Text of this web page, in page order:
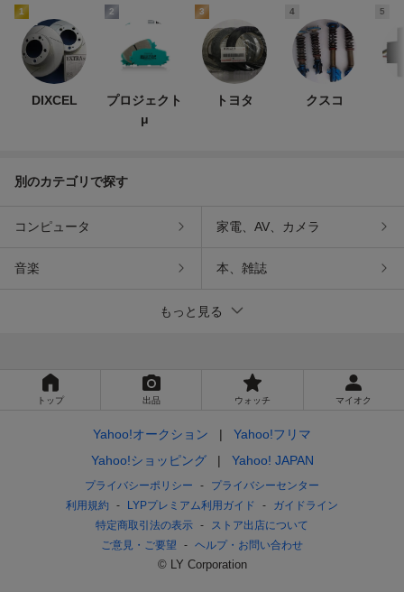
1
DIXCEL
2
プロジェクト
μ
3
トヨタ
4
クスコ
5
別のカテゴリで探す
コンピュータ 家電、AV、カメラ
音楽 本、雑誌
もっと見る
トップ 出品 ウォッチ マイオク
Yahoo!オークション
Yahoo!フリマ
Yahoo!ショッピング
Yahoo! JAPAN
プライバシーポリシー
プライバシーセンター
利用規約
LYPプレミアム利用ガイド
ガイドライン
特定商取引法の表示
ストア出店について
ご意見・ご要望
ヘルプ・お問い合わせ
© LY Corporation